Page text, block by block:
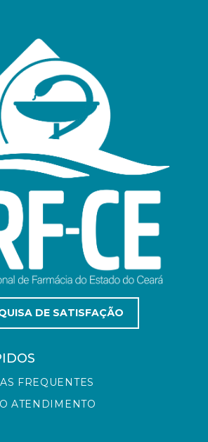
DE SATISFAÇÃO
FREQUENTES
ATENDIMENTO